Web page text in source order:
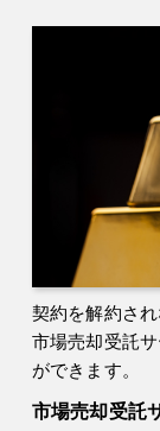
契約を解約さ
市場売却受託
ができます。
市場売却受託